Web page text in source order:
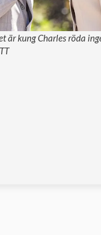
är kung Charles röda